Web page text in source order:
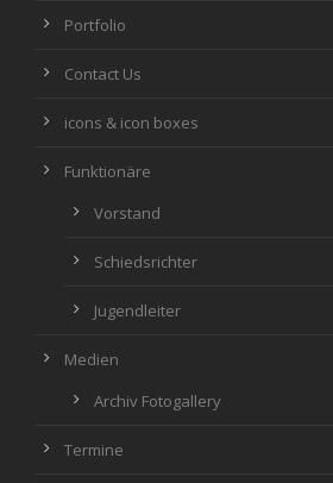
Portfolio
Contact Us
icons & icon boxes
Funktionäre
Vorstand
Schiedsrichter
Jugendleiter
Medien
Archiv Fotogallery
Termine